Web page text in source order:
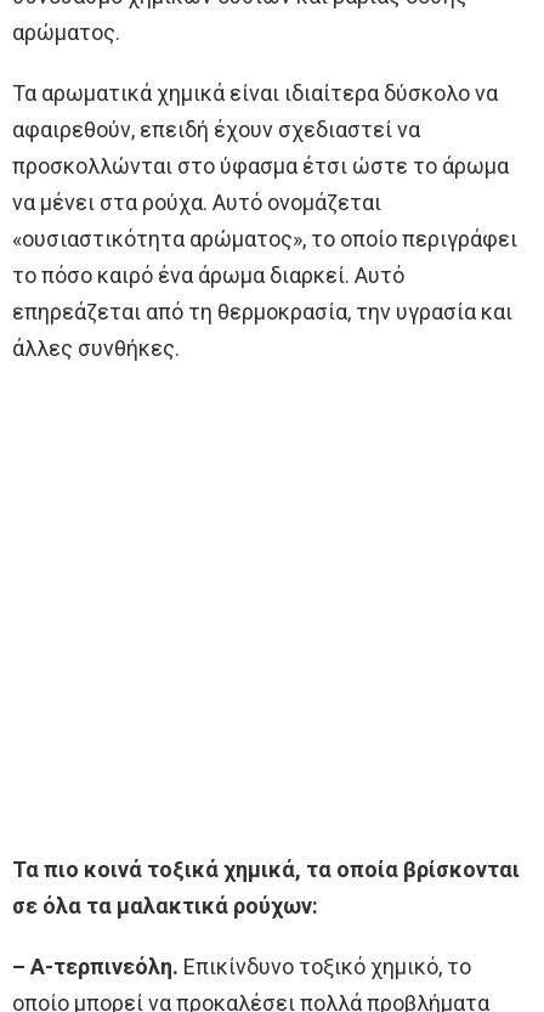
αρώματος.
Τα αρωματικά χημικά είναι ιδιαίτερα δύσκολο να
αφαιρεθούν, επειδή έχουν σχεδιαστεί να
προσκολλώνται στο ύφασμα έτσι ώστε το άρωμα
να μένει στα ρούχα. Αυτό ονομάζεται
«ουσιαστικότητα αρώματος», το οποίο περιγράφει
το πόσο καιρό ένα άρωμα διαρκεί. Αυτό
επηρεάζεται από τη θερμοκρασία, την υγρασία και
άλλες συνθήκες.
Τα πιο κοινά τοξικά χημικά, τα οποία βρίσκονται
σε όλα τα μαλακτικά ρούχων:
– Α-τερπινεόλη. Επικίνδυνο τοξικό χημικό, το
οποίο μπορεί να προκαλέσει πολλά προβλήματα